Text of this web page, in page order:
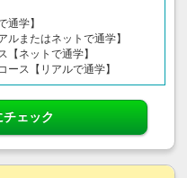
通学】
ルまたはネットで通学】
【ネットで通学】
ース【リアルで通学】
チェック